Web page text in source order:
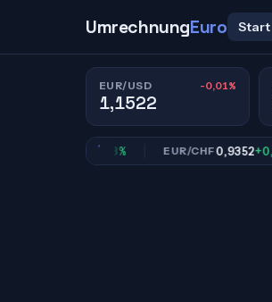
UmrechnungEuro Start
EUR/USD -0,01%
1,1522
EUR/CHF0,9352+0,07%